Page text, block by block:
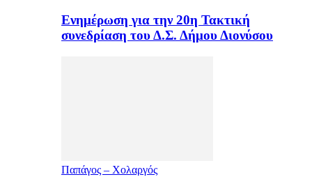
Ενημέρωση για την 20η Τακτική
συνεδρίαση του Δ.Σ. Δήμου Διονύσου
Παπάγος – Χολαργός